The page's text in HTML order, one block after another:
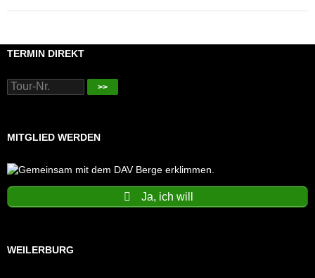
TERMIN DIREKT
>>
MITGLIED WERDEN
Ja, ich will
WEILERBURG